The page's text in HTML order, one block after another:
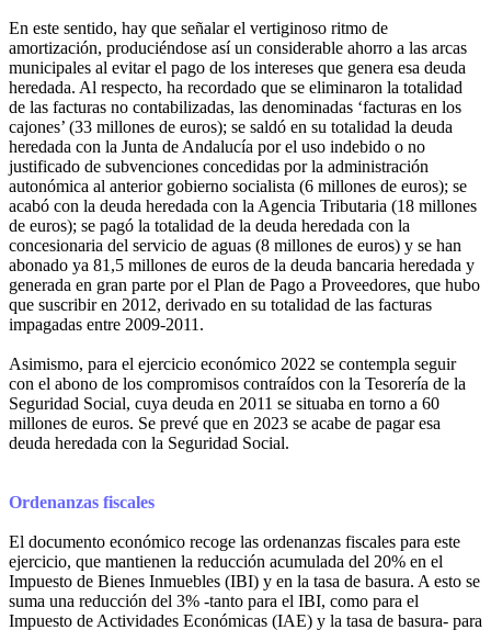
En este sentido, hay que señalar el vertiginoso ritmo de
amortización, produciéndose así un considerable ahorro a las arcas
municipales al evitar el pago de los intereses que genera esa deuda
heredada. Al respecto, ha recordado que se eliminaron la totalidad
de las facturas no contabilizadas, las denominadas ‘facturas en los
cajones’ (33 millones de euros); se saldó en su totalidad la deuda
heredada con la Junta de Andalucía por el uso indebido o no
justificado de subvenciones concedidas por la administración
autonómica al anterior gobierno socialista (6 millones de euros); se
acabó con la deuda heredada con la Agencia Tributaria (18 millones
de euros); se pagó la totalidad de la deuda heredada con la
concesionaria del servicio de aguas (8 millones de euros) y se han
abonado ya 81,5 millones de euros de la deuda bancaria heredada y
generada en gran parte por el Plan de Pago a Proveedores, que hubo
que suscribir en 2012, derivado en su totalidad de las facturas
impagadas entre 2009-2011.
Asimismo, para el ejercicio económico 2022 se contempla seguir
con el abono de los compromisos contraídos con la Tesorería de la
Seguridad Social, cuya deuda en 2011 se situaba en torno a 60
millones de euros. Se prevé que en 2023 se acabe de pagar esa
deuda heredada con la Seguridad Social.
Ordenanzas fiscales
El documento económico recoge las ordenanzas fiscales para este
ejercicio, que mantienen la reducción acumulada del 20% en el
Impuesto de Bienes Inmuebles (IBI) y en la tasa de basura. A esto se
suma una reducción del 3% -tanto para el IBI, como para el
Impuesto de Actividades Económicas (IAE) y la tasa de basura- para